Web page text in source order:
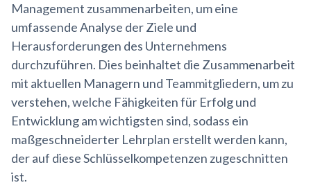
Management zusammenarbeiten, um eine
umfassende Analyse der Ziele und
Herausforderungen des Unternehmens
durchzuführen. Dies beinhaltet die Zusammenarbeit
mit aktuellen Managern und Teammitgliedern, um zu
verstehen, welche Fähigkeiten für Erfolg und
Entwicklung am wichtigsten sind, sodass ein
maßgeschneiderter Lehrplan erstellt werden kann,
der auf diese Schlüsselkompetenzen zugeschnitten
ist.